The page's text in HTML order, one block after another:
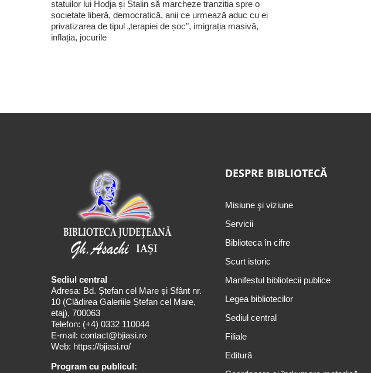
statuilor lui Hodja și Stalin să marcheze tranziția spre o
societate liberă, democratică, anii ce urmează aduc cu ei
privatizarea de tipul „terapiei de șoc", imigrația masivă,
inflația, jocurile
Sediul central
Adresa: Bd. Ștefan cel Mare și Sfânt nr.
10 (Clădirea Galeriile Ștefan cel Mare,
etaj), 700063
Telefon: (+4) 0332 110044
E-mail: contact@bjiasi.ro
Web: https://bjiasi.ro/
Program cu publicul:
DESPRE BIBLIOTECĂ
Misiune şi viziune
Servicii
Biblioteca în cifre
Scurt istoric
Manifestul bibliotecii publice
Legea bibliotecilor
Sediul central
Filiale
Editură